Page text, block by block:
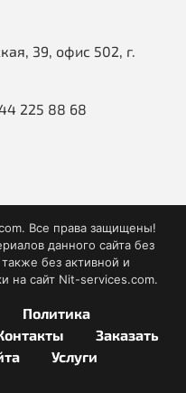
39, офис 502, г.
225 88 68
Все права защищены!
данного сайта без
без активной и
на сайт Nit-services.com.
Политика
Заказать
Услуги